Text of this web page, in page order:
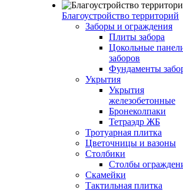
Благоустройство территорий
Заборы и ограждения
Плиты забора
Цокольные
заборов
Фундаменты
Укрытия
Укрытия
железобетонные
Бронеколпаки
Тетраэдр ЖБ
Тротуарная плитка
Цветочницы и вазоны
Столбики
Столбы
Скамейки
Тактильная плитка